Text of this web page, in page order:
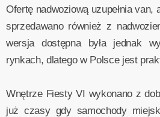
Ofertę nadwoziową uzupełnia van,
sprzedawano również z
wersja dostępna była jednak
rynkach, dlatego w Polsce jest
Wnętrze Fiesty VI wykonano z
już czasy gdy samochody